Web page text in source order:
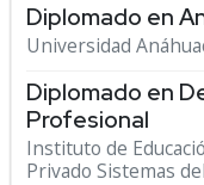
Diplomado en
Universidad
Diplomado en
Profesional
Instituto de
Privado Sistemas